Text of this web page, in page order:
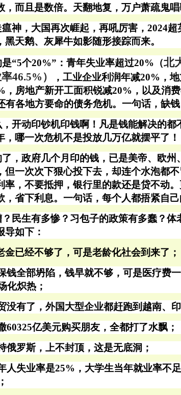
而且是数倍。 天翻地复，万户萧疏鬼唱
神，大国再次崕起，再吼厉害， 2024超
黑天鹅、灰犀牛如影随形接踪而来。
“5个20%”：青年失业率超过20%（北
46.5%）
，工业企业利润年减20%，
，房地产新开工面积锐减20%，以及消
有各地方要命的债务危机。一句话，缺钱
开动印钞机印钱啊！凡是钱能解决的都
，哪一次危机不是投放几万亿就摆平了！
，政府几个月印的钱，已是美帝、欧州
但一次次下狠心投下去，却连个水泡都不
率，不要抵押，银行里的款还是贷不动
，省下利息。一句话， 每个人都捂紧自己
民生有多惨？习包子的政策有多蠢？体
导如下：
金已经不够了，可是老龄化社会到来了；
钱全部坍陷，钱早就不够，可是医疗费
化炽热；
没有了，外国大型企业都赶跑到越南、印
60325亿美元购买朋友，全都打了水飘；
俄罗斯，上不封顶，这是无底洞；
人失业率是25%，大学生当年就业率不